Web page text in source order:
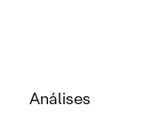
Análises